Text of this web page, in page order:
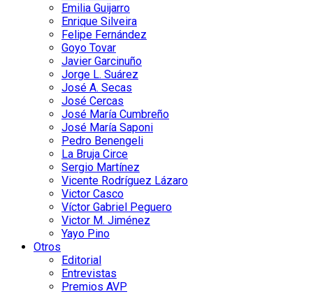
Emilia Guijarro
Enrique Silveira
Felipe Fernández
Goyo Tovar
Javier Garcinuño
Jorge L. Suárez
José A. Secas
José Cercas
José María Cumbreño
José María Saponi
Pedro Benengeli
La Bruja Circe
Sergio Martínez
Vicente Rodríguez Lázaro
Victor Casco
Víctor Gabriel Peguero
Victor M. Jiménez
Yayo Pino
Otros
Editorial
Entrevistas
Premios AVP